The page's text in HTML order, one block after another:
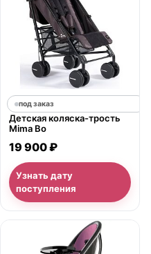
под заказ
Детская коляска-трость
Mima Bo
19 900 ₽
Узнать дату
поступления